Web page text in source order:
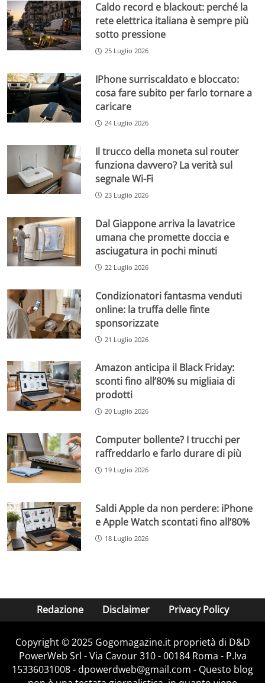
Caldo record e blackout: perché la
rete elettrica italiana è sempre più
sotto pressione
25 Luglio 2026
IPhone surriscaldato e bloccato:
cosa fare subito per farlo tornare a
caricare
24 Luglio 2026
Il trucco della moneta sul router
funziona davvero? La verità sul
segnale Wi-Fi
23 Luglio 2026
Dal Giappone arriva la lavatrice
umana che promette doccia e
asciugatura in pochi minuti
22 Luglio 2026
Condizionatori fantasma venduti
online: la truffa delle finte
sponsorizzate
21 Luglio 2026
Amazon anticipa il Black Friday:
sconti fino all’80% su migliaia di
prodotti
20 Luglio 2026
Computer bollente? I trucchi per
raffreddarlo e farlo durare di più
19 Luglio 2026
Saldi Apple da non perdere: iPhone
e Apple Watch scontati fino all’80%
18 Luglio 2026
Redazione Disclaimer Privacy Policy
Copyright © 2025 Gogomagazine.it proprietà di D&D
PowerWeb Srl - Via Cavour 310 - 00184 Roma - P.Iva
15336031008 - dpowerdweb@gmail.com - Questo blog